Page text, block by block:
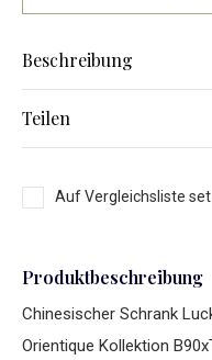
Beschreibung
Teilen
Auf Vergleichsliste
Produktbeschreibung
Chinesischer Schrank
Orientique Kollektion